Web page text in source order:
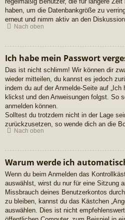
haben, um die Datenbankgröße zu
erneut und nimm aktiv an den
Nach oben
Ich habe mein Passwort
Das ist nicht schlimm! Wir können dir
wieder mitteilen, du kannst es jedoch
indem du auf der Anmelde-Seite auf
klickst und den Anweisungen folgst. So
anmelden können.
Solltest du trotzdem nicht in der Lage
zurückzusetzen, so wende dich an die
Nach oben
Warum werde ich
Wenn du beim Anmelden das
auswählst, wirst du nur für eine Sitzung
Missbrauch deines Benutzerkontos
zu bleiben, kannst du das Kästchen
auswählen. Dies ist nicht